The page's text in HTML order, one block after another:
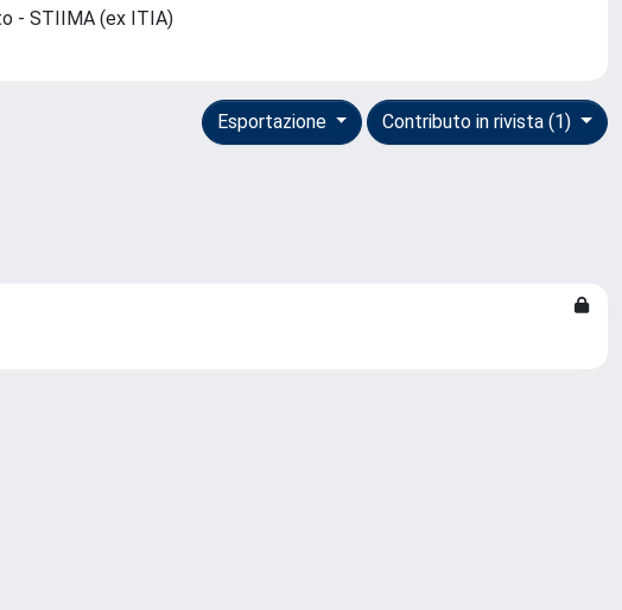
- STIIMA (ex ITIA)
Contributo in rivista (1)
Esportazione